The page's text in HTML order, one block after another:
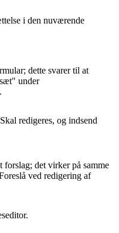
i den nuværende
dette svarer til at
under
redigeres, og indsend
forslag; det virker på samme
ved redigering af